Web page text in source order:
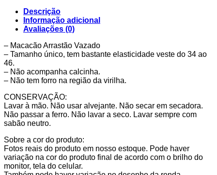
Descrição
Informação adicional
Avaliações (0)
– Macacão Arrastão Vazado
– Tamanho único, tem bastante elasticidade veste do 34 ao
46.
– Não acompanha calcinha.
– Não tem forro na região da virilha.
CONSERVAÇÃO:
Lavar à mão. Não usar alvejante. Não secar em secadora.
Não passar a ferro. Não lavar a seco. Lavar sempre com
sabão neutro.
Sobre a cor do produto:
Fotos reais do produto em nosso estoque. Pode haver
variação na cor do produto final de acordo com o brilho do
monitor, tela do celular.